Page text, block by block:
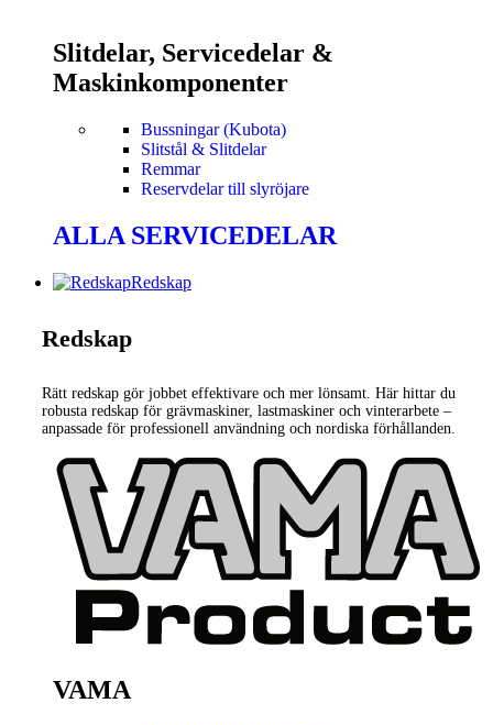
Slitdelar, Servicedelar &
Maskinkomponenter
Bussningar (Kubota)
Slitstål & Slitdelar
Remmar
Reservdelar till slyröjare
ALLA SERVICEDELAR
Redskap
Redskap
Rätt redskap gör jobbet effektivare och mer lönsamt. Här hittar du
robusta redskap för grävmaskiner, lastmaskiner och vinterarbete –
anpassade för professionell användning och nordiska förhållanden.
VAMA